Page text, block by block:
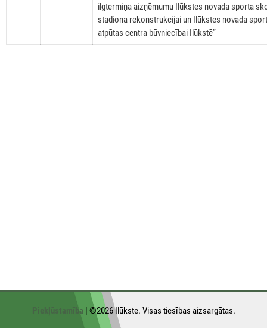
ilgtermiņa aizņēmumu Ilūkstes novada sporta
stadiona rekonstrukcijai un Ilūkstes novada
atpūtas centra būvniecībai Ilūkstē”
Piekļūstamība| ©2026 Ilūkste. Visas tiesības aizsargātas.